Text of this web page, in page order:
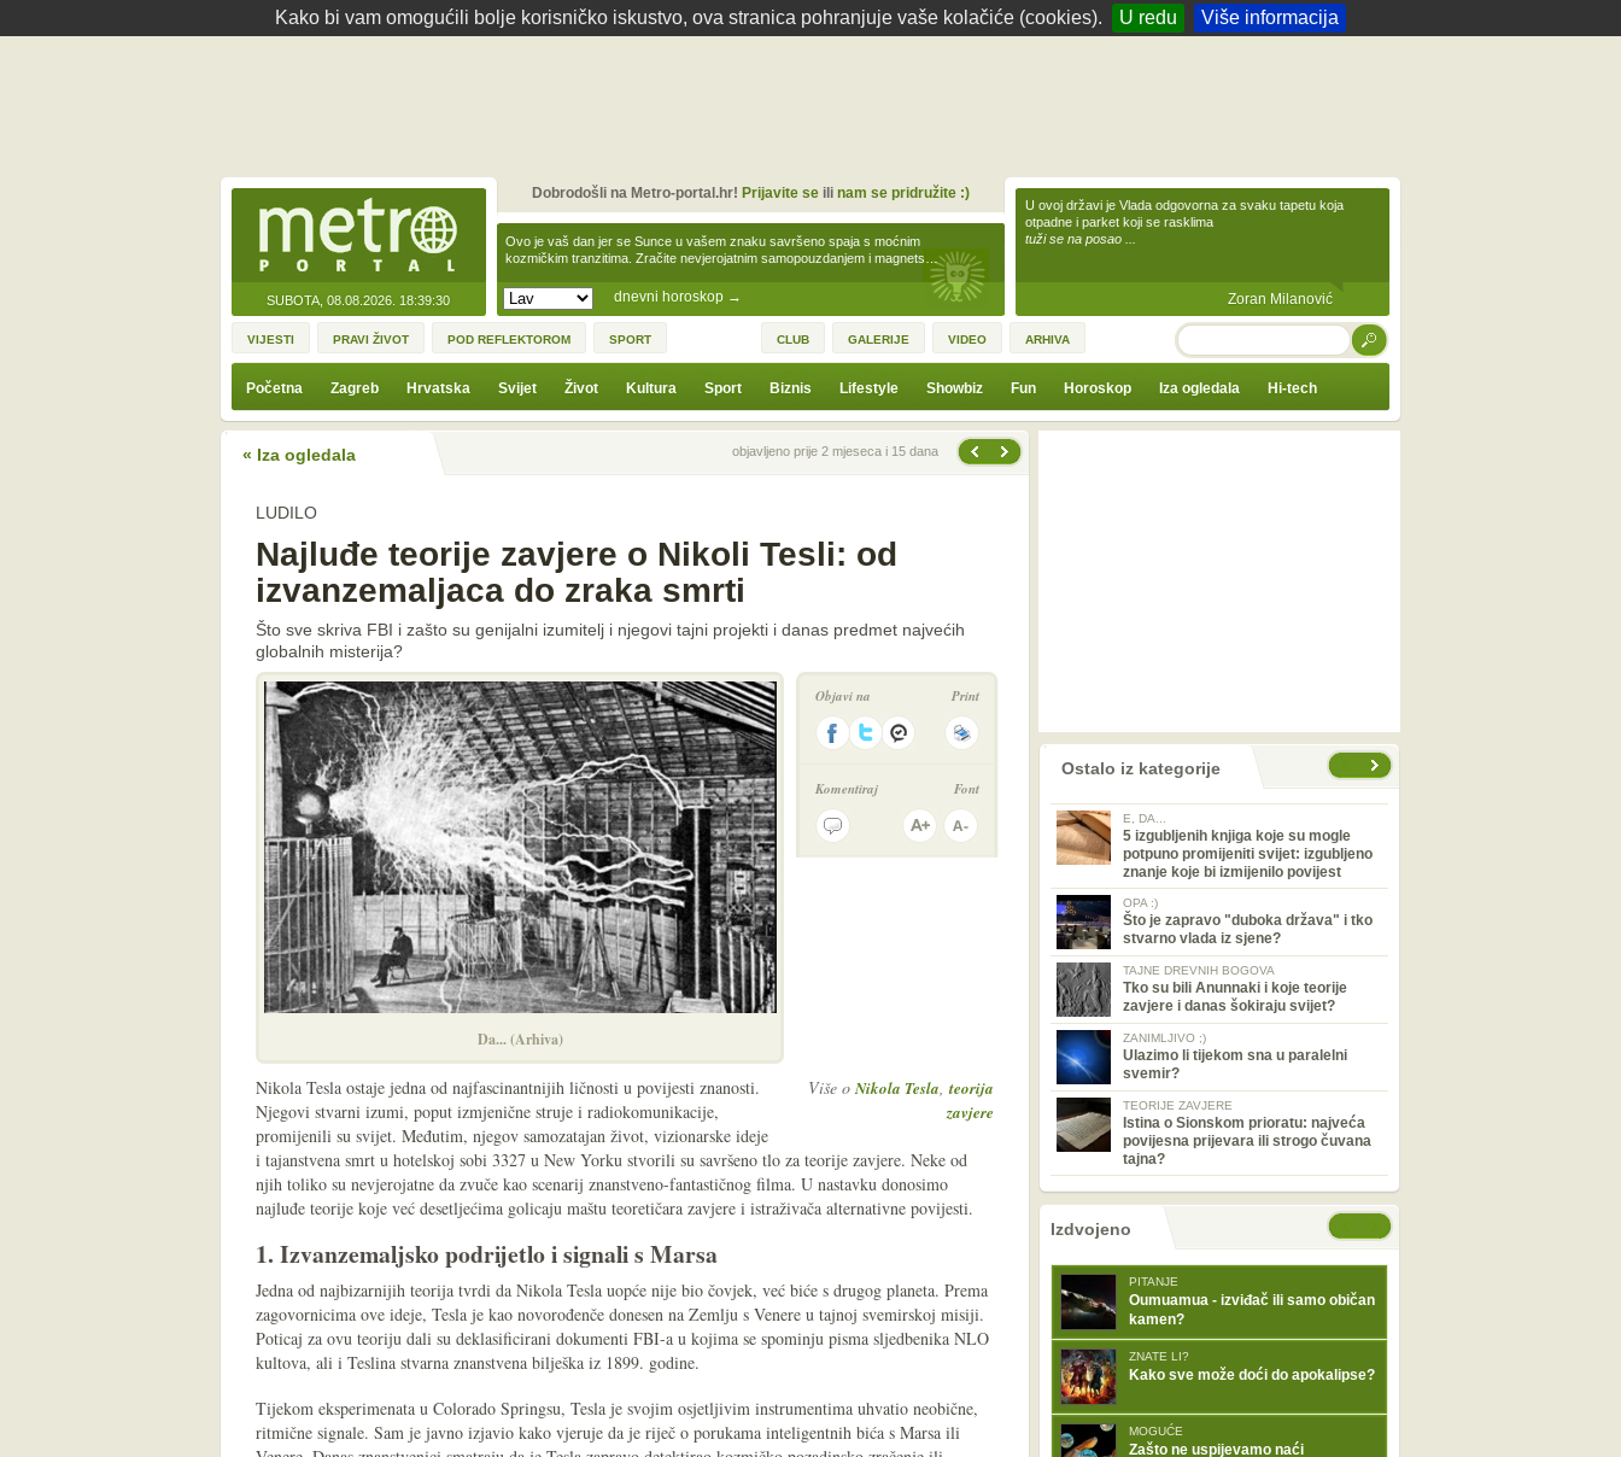
Kako bi vam omogućili bolje korisničko iskustvo, ova stranica pohranjuje vaše kolačiće (cookies). U redu Više informacija
SUBOTA, 08.08.2026. 18:39:30 dnevni horoskop →
Ovo je vaš dan jer se Sunce u vašem znaku savršeno spaja s moćnim
kozmičkim tranzitima. Zračite nevjerojatnim samopouzdanjem i magnets…
Dobrodošli na Metro-portal.hr! Prijavite seili nam se pridružite :)
U ovoj državi je Vlada odgovorna za svaku tapetu koja
otpadne i parket koji se rasklima
tuži se na posao ...
Zoran Milanović
VIJESTI PRAVI ŽIVOT POD REFLEKTOROM SPORT CLUB GALERIJE VIDEO ARHIVA TRAŽI
Početna Zagreb Hrvatska Svijet Život Kultura Sport Biznis Lifestyle Showbiz Fun Horoskop Iza ogledala Hi-tech
« Iza ogledala Prethodna vijestobjavljeno prije 2 mjeseca i 15 dana
LUDILO
Najluđe teorije zavjere o Nikoli Tesli: od
izvanzemaljaca do zraka smrti
Što sve skriva FBI i zašto su genijalni izumitelj i njegovi tajni projekti i danas predmet najvećih
globalnih misterija?
Da... (Arhiva)
Objavi na Print
Komentiraj Font
Više oNikola Tesla, teorija
zavjere
Nikola Tesla ostaje jedna od najfascinantnijih ličnosti u povijesti znanosti.
Njegovi stvarni izumi, poput izmjenične struje i radiokomunikacije,
promijenili su svijet. Međutim, njegov samozatajan život, vizionarske ideje
i tajanstvena smrt u hotelskoj sobi 3327 u New Yorku stvorili su savršeno tlo za teorije zavjere. Neke od
njih toliko su nevjerojatne da zvuče kao scenarij znanstveno-fantastičnog filma. U nastavku donosimo
najluđe teorije koje već desetljećima golicaju maštu teoretičara zavjere i istraživača alternativne povijesti.
1. Izvanzemaljsko podrijetlo i signali s Marsa
Jedna od najbizarnijih teorija tvrdi da Nikola Tesla uopće nije bio čovjek, već biće s drugog planeta. Prema
zagovornicima ove ideje, Tesla je kao novorođenče donesen na Zemlju s Venere u tajnoj svemirskoj misiji.
Poticaj za ovu teoriju dali su deklasificirani dokumenti FBI-a u kojima se spominju pisma sljedbenika NLO
kultova, ali i Teslina stvarna znanstvena bilješka iz 1899. godine.
Tijekom eksperimenata u Colorado Springsu, Tesla je svojim osjetljivim instrumentima uhvatio neobične,
ritmične signale. Sam je javno izjavio kako vjeruje da je riječ o porukama inteligentnih bića s Marsa ili
Ostalo iz kategorije
E, DA...
5 izgubljenih knjiga koje su mogle
potpuno promijeniti svijet: izgubljeno
znanje koje bi izmijenilo povijest
OPA :)
Što je zapravo "duboka država" i tko
stvarno vlada iz sjene?
TAJNE DREVNIH BOGOVA
Tko su bili Anunnaki i koje teorije
zavjere i danas šokiraju svijet?
ZANIMLJIVO ;)
Ulazimo li tijekom sna u paralelni
svemir?
TEORIJE ZAVJERE
Istina o Sionskom prioratu: najveća
povijesna prijevara ili strogo čuvana
tajna?
nema prethodne stranice
nema sljedeće stranice
Izdvojeno
PITANJE
Oumuamua - izviđač ili samo običan
kamen?
ZNATE LI?
Kako sve može doći do apokalipse?
MOGUĆE
Zašto ne uspijevamo naći